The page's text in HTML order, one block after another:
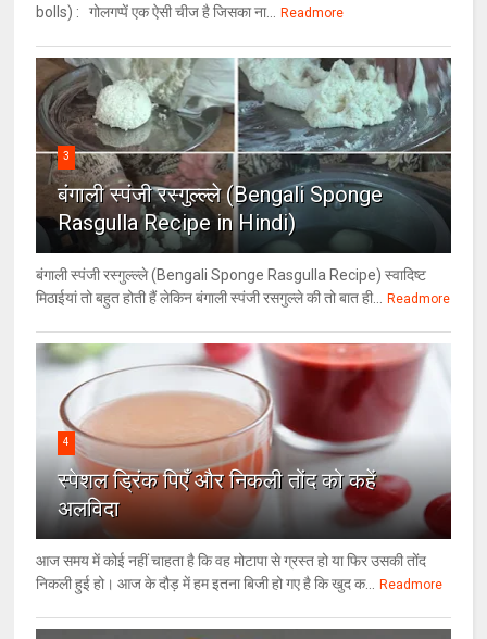
bolls) : गोलगप्पें एक ऐसी चीज है जिसका ना...
Readmore
3
बंगाली स्पंजी रस्गुल्ल्ले (Bengali Sponge
Rasgulla Recipe in Hindi)
बंगाली स्पंजी रस्गुल्ल्ले (Bengali Sponge Rasgulla Recipe) स्वादिष्ट
मिठाईयां तो बहुत होती हैं लेकिन बंगाली स्पंजी रसगुल्ले की तो बात ही...
Readmore
4
स्पेशल ड्रिंक पिएँ और निकली तोंद को कहें
अलविदा
आज समय में कोई नहीं चाहता है कि वह मोटापा से ग्रस्त हो या फिर उसकी तोंद
निकली हुई हो। आज के दौड़ में हम इतना बिजी हो गए है कि खुद क...
Readmore